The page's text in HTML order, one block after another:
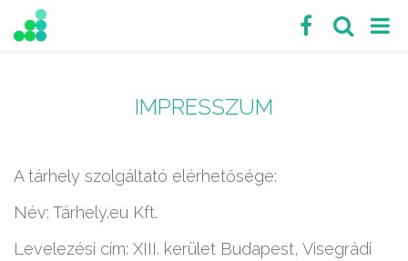
IMPRESSZUM
A tárhely szolgáltató elérhetősége:
Név: Tárhely.eu Kft.
Levelezési cím: XIII. kerület Budapest, Visegrádi